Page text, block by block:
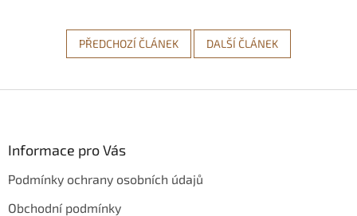
PŘEDCHOZÍ ČLÁNEK DALŠÍ ČLÁNEK
Informace pro Vás
Podmínky ochrany osobních údajů
Obchodní podmínky